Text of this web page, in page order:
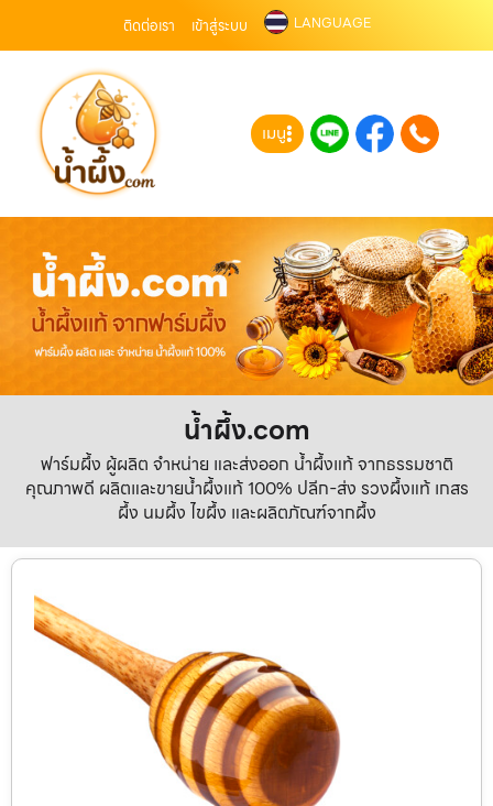
ติดต่อเรา เข้าสู่ระบบ LANGUAGE
เมนู
น้ำผึ้ง.com
ฟาร์มผึ้ง ผู้ผลิต จำหน่าย และส่งออก น้ำผึ้งแท้ จากธรรมชาติ
คุณภาพดี ผลิตและขายน้ำผึ้งแท้ 100% ปลีก-ส่ง รวงผึ้งแท้ เกสร
ผึ้ง นมผึ้ง ไขผึ้ง และผลิตภัณฑ์จากผึ้ง